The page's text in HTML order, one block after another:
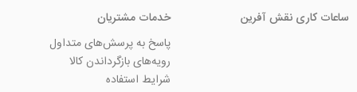
نقش آفرین
خدمات مشتریان
پاسخ به پرسش‌های متداول
رویه‌های بازگرداندن کالا
شرایط استفاده